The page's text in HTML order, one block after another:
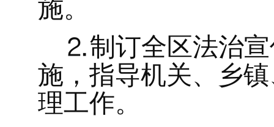
施。
⒉制订全区法治
施，指导机关、乡
理工作。